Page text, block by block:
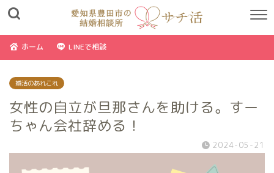
ホーム LINEで相談
婚活のあれこれ
女性の自立が旦那さんを助ける。すー
ちゃん会社辞める！
2024-05-21